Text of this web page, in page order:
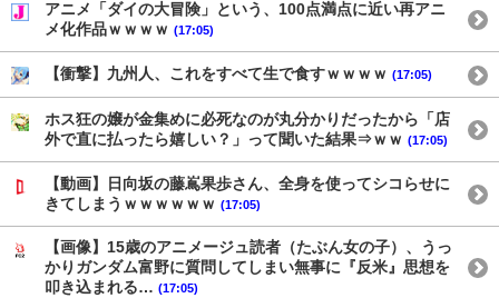
アニメ「ダイの大冒険」という、100点満点に近い再アニ
メ化作品ｗｗｗｗ (17:05)
【衝撃】九州人、これをすべて生で食すｗｗｗｗ (17:05)
ホス狂の嬢が金集めに必死なのが丸分かりだったから「店
外で直に払ったら嬉しい？」って聞いた結果⇒ｗｗ (17:05)
【動画】日向坂の藤嶌果歩さん、全身を使ってシコらせに
きてしまうｗｗｗｗｗｗ (17:05)
【画像】15歳のアニメージュ読者（たぶん女の子）、うっ
かりガンダム富野に質問してしまい無事に『反米』思想を
叩き込まれる… (17:05)